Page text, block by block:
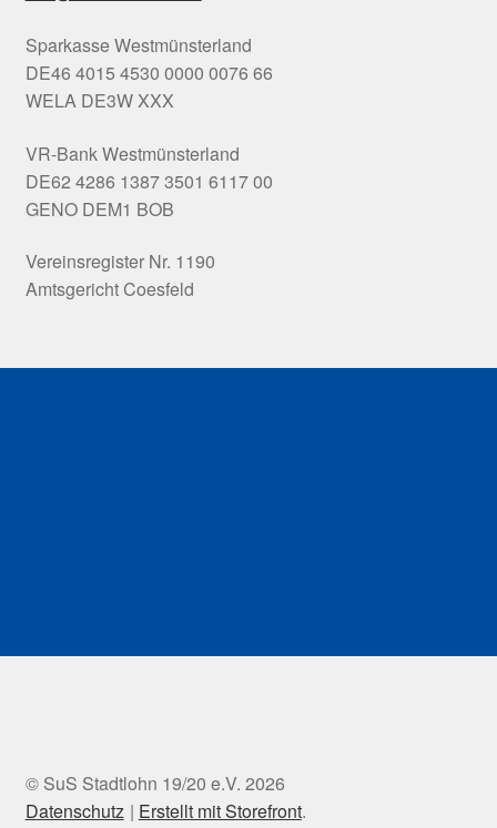
Sparkasse Westmünsterland
DE46 4015 4530 0000 0076 66
WELA DE3W XXX
VR-Bank Westmünsterland
DE62 4286 1387 3501 6117 00
GENO DEM1 BOB
Vereinsregister Nr. 1190
Amtsgericht Coesfeld
© SuS Stadtlohn 19/20 e.V. 2026
Datenschutz
Erstellt mit Storefront.